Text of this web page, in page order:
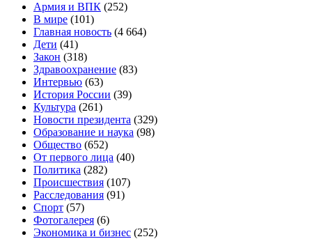
Армия и ВПК (252)
В мире (101)
Главная новость (4 664)
Дети (41)
Закон (318)
Здравоохранение (83)
Интервью (63)
История России (39)
Культура (261)
Новости президента (329)
Образование и наука (98)
Общество (652)
От первого лица (40)
Политика (282)
Происшествия (107)
Расследования (91)
Спорт (57)
Фотогалерея (6)
Экономика и бизнес (252)